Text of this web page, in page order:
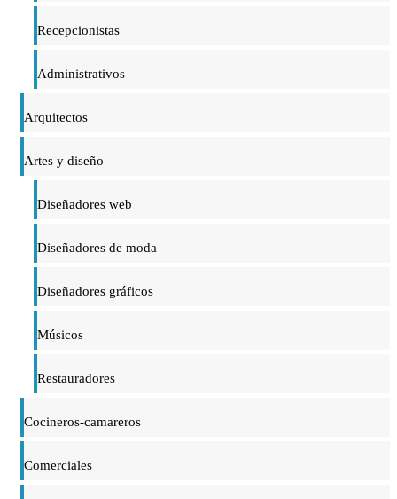
Recepcionistas
Administrativos
Arquitectos
Artes y diseño
Diseñadores web
Diseñadores de moda
Diseñadores gráficos
Músicos
Restauradores
Cocineros-camareros
Comerciales